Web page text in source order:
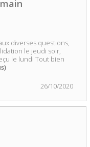
diverses questions,
le jeudi soir,
le lundi Tout bien
26/10/2020